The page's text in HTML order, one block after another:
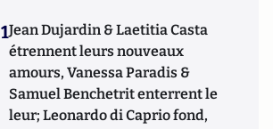
1Jean Dujardin & Laetitia Casta
étrennent leurs nouveaux
amours, Vanessa Paradis &
Samuel Benchetrit enterrent le
leur; Leonardo di Caprio fond,